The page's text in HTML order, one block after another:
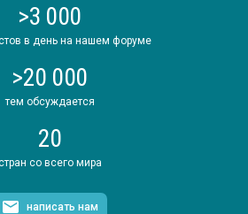
>3 000
в день на нашем форуме
>20 000
тем обсуждается
20
со всего мира
написать нам